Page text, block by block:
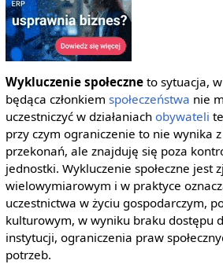
Wykluczenie społeczneto sytuacja,
będąca członkiem społeczeństwa nie
uczestniczyć w działaniach obywateli
przy czym ograniczenie to nie wynika
przekonań, ale znajduję się poza
jednostki. Wykluczenie społeczne jest
wielowymiarowym i w praktyce
uczestnictwa w życiu gospodarczym,
kulturowym, w wyniku braku dostępu
instytucji, ograniczenia praw
potrzeb.